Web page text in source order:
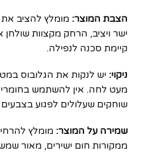
הצבת המוצר: מומלץ להציב
ישר ויציב, הרחק מקצוות
קיימת סכנה לנפילה.
ניקוי: יש לנקות את הגלובוס
מעט לחה. אין להשתמש בחומרי
שוחקים שעלולים לפגוע בצבעים
שמירה על המוצר: מומלץ
ממקורות חום ישירים, מאור